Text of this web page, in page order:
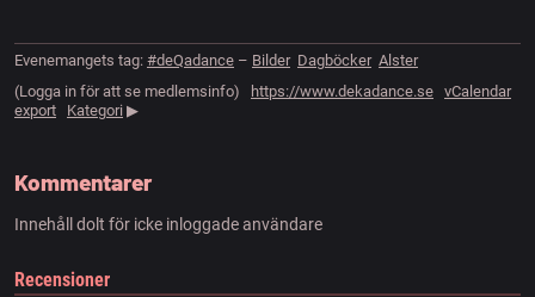
Evenemangets tag: #deQadance – Bilder Dagböcker Alster
(Logga in för att se medlemsinfo)
https://www.dekadance.se vCalendar
export
Kategori ▶
Kommentarer
Innehåll dolt för icke inloggade användare
Recensioner